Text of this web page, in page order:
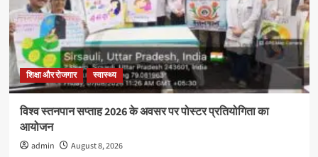
पर
पोस्टर
प्रतियोगिता
का
आयोजन
शिक्षा और रोजगार स्वास्थ्य
विश्व स्तनपान सप्ताह 2026 के अवसर पर पोस्टर प्रतियोगिता का
आयोजन
admin
August 8, 2026